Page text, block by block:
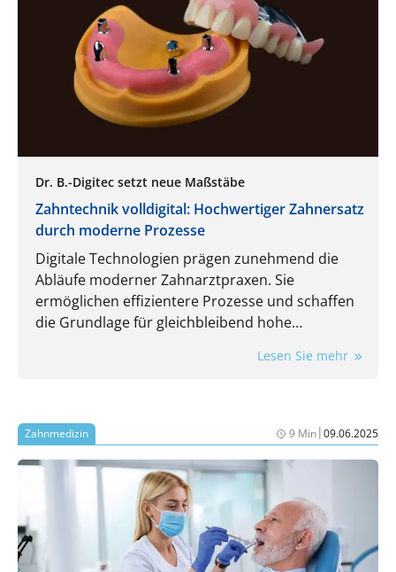
Dr. B.-Digitec setzt neue Maßstäbe
Zahntechnik volldigital: Hochwertiger Zahnersatz
durch moderne Prozesse
Digitale Technologien prägen zunehmend die
Abläufe moderner Zahnarztpraxen. Sie
ermöglichen effizientere Prozesse und schaffen
die Grundlage für gleichbleibend hohe
Zahnersatzlösungen. Von der Datenerfassung
Teleskopversorgungen mit Dr. B.-Digitec als
zuverlässigem Partner künftig vollständig digital
kommuniziert, mittels CAD/CAM und 3D-Druck
nach internationalen Standards gefertigt und
schnell sowie kosteneffizient an die Patient:innen
geliefert. Zahntechnik wird so zu einem digitalen
Ökosystem, das präzise, reproduzierbare und
Lesen Sie mehr
Zahnmedizin 9 Min|09.06.2025